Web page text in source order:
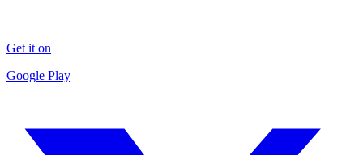
Get it on
Google Play